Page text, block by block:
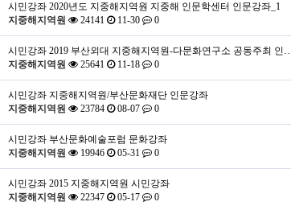
시민강좌 2020년도 지중해지역원 지중해 인문학센터 인문강좌_1
지중해지역원
24141 11-30 0
시민강좌 2019 부산외대 지중해지역원-다문화연구소 공동주최 인
지중해지역원
25641 11-18 0
시민강좌 지중해지역원/부산문화재단 인문강좌
지중해지역원
23784 08-07 0
시민강좌 부산문화예술포럼 문화강좌
지중해지역원
19946 05-31 0
시민강좌 2015 지중해지역원 시민강좌
지중해지역원
22347 05-17 0